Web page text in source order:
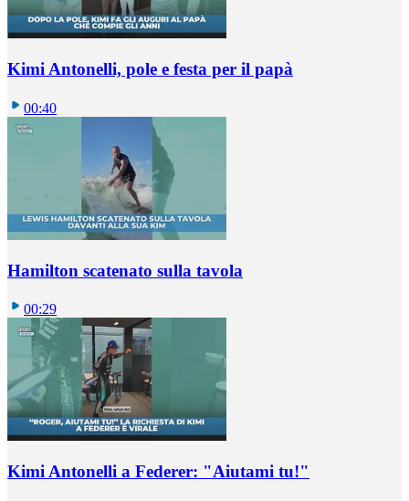
Kimi Antonelli, pole e festa per il papà
00:40
Hamilton scatenato sulla tavola
00:29
Kimi Antonelli a Federer: "Aiutami tu!"